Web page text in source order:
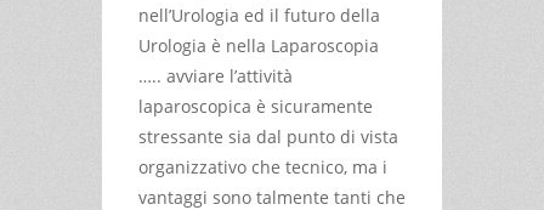
nell’Urologia ed il futuro della
Urologia è nella Laparoscopia
….. avviare l’attività
laparoscopica è sicuramente
stressante sia dal punto di vista
organizzativo che tecnico, ma i
vantaggi sono talmente tanti che